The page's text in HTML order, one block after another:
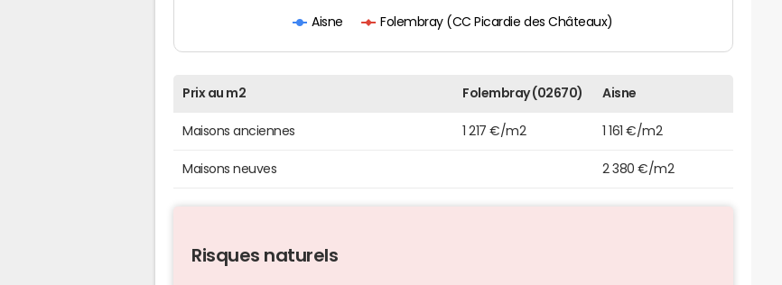
Aisne Folembray (CC Picardie des Châteaux)
Prix au m2 Folembray (02670) Aisne
Maisons anciennes 1 217 €/m2 1 161 €/m2
Maisons neuves 2 380 €/m2
Risques naturels